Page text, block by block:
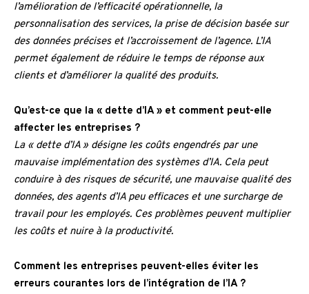
l’amélioration de l’efficacité opérationnelle, la
personnalisation des services, la prise de décision basée sur
des données précises et l’accroissement de l’agence. L’IA
permet également de réduire le temps de réponse aux
clients et d’améliorer la qualité des produits.
Qu’est-ce que la « dette d’IA » et comment peut-elle
affecter les entreprises ?
La « dette d’IA » désigne les coûts engendrés par une
mauvaise implémentation des systèmes d’IA. Cela peut
conduire à des risques de sécurité, une mauvaise qualité des
données, des agents d’IA peu efficaces et une surcharge de
travail pour les employés. Ces problèmes peuvent multiplier
les coûts et nuire à la productivité.
Comment les entreprises peuvent-elles éviter les
erreurs courantes lors de l’intégration de l’IA ?